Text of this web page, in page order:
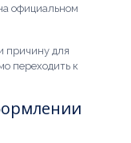
официальном
причину для
переходить к